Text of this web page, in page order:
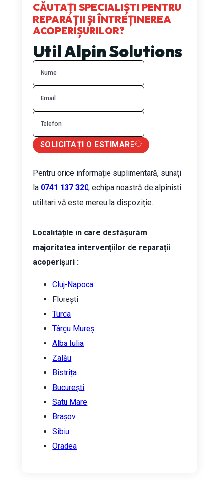
CĂUTAȚI SPECIALIȘTI PENTRU
REPARAȚII ȘI ÎNTREȚINEREA
ACOPERIȘURILOR?
Util Alpin Solutions
SOLICITAȚI O ESTIMARE
Pentru orice informație suplimentară, sunați
la 0741 137 320, echipa noastră de alpiniști
utilitari vă este mereu la dispoziție.
Localitățile în care desfășurăm
majoritatea intervențiilor de reparații
acoperișuri :
Cluj-Napoca
Florești
Turda
Târgu Mureș
Alba Iulia
Zalău
Bistrița
București
Satu Mare
Brașov
Sibiu
Oradea